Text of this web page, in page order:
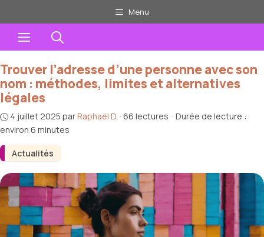
au
contenu
Menu
Menu
Actualités
Trouver l’adresse d’une personne avec son
nom : méthodes, limites et alternatives
légales
4 juillet 2025 parRaphaël D. · 66 lectures · Durée de lecture :
environ 6 minutes